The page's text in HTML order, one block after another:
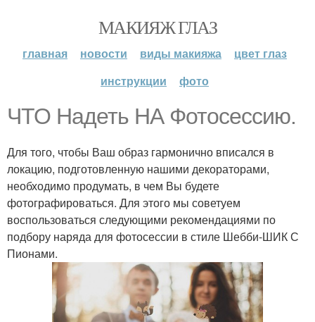
МАКИЯЖ ГЛАЗ
главная новости виды макияжа
цвет глаз
инструкции
фото
ЧТО Надеть НА Фотосессию.
Для того, чтобы Ваш образ гармонично вписался в
локацию, подготовленную нашими декораторами,
необходимо продумать, в чем Вы будете
фотографироваться. Для этого мы советуем
воспользоваться следующими рекомендациями по
подбору наряда для фотосессии в стиле Шебби-ШИК С
Пионами.